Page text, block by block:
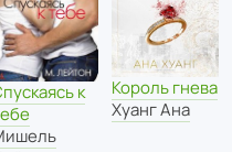
к
Король гнева
Хуанг Ана